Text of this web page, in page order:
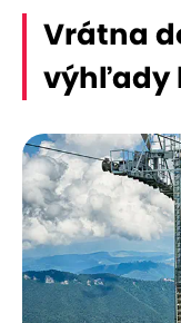
Vrátna
výhľady